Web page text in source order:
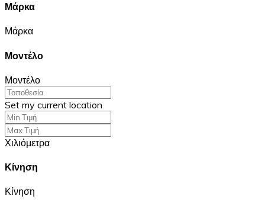
Μάρκα
Μάρκα
Μοντέλο
Μοντέλο
Set my current location
Χιλιόμετρα
Κίνηση
Κίνηση